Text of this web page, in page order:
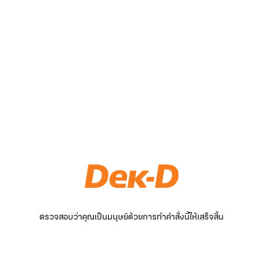
ตรวจสอบว่าคุณเป็นมนุษย์ด้วยการทำคำสั่งนี้ให้เสร็จสิ้น